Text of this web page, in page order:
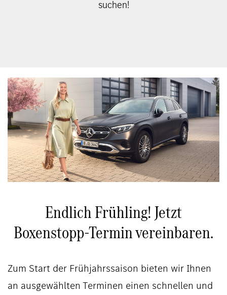
suchen!
Endlich Frühling! Jetzt
Boxenstopp-Termin vereinbaren.
Zum Start der Frühjahrssaison bieten wir Ihnen
an ausgewählten Terminen einen schnellen und